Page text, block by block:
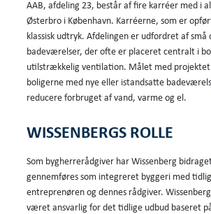
AAB, afdeling 23, består af fire karréer med i
Østerbro i København. Karréerne, som er
klassisk udtryk. Afdelingen er udfordret af små
badeværelser, der ofte er placeret centralt i
utilstrækkelig ventilation. Målet med
boligerne med nye eller istandsatte
reducere forbruget af vand, varme og el.
WISSENBERGS ROLLE
Som bygherrerådgiver har Wissenberg
gennemføres som integreret byggeri med
entreprenøren og dennes rådgiver.
været ansvarlig for det tidlige udbud baseret